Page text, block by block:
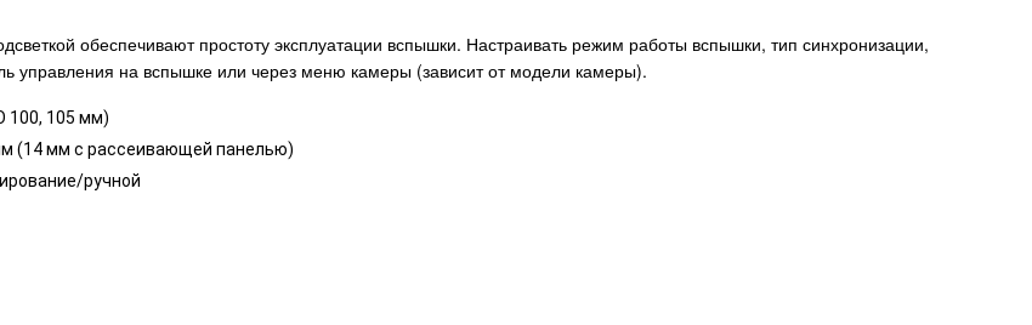
обеспечивают простоту эксплуатации вспышки. Настраивать режим работы вспышки, тип синхронизации,
управления на вспышке или через меню камеры (зависит от модели камеры).
100, 105 мм)
(14 мм с рассеивающей панелью)
ручной